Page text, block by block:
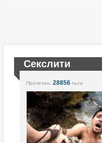
Секслити
Прочетен: 28856 пъти